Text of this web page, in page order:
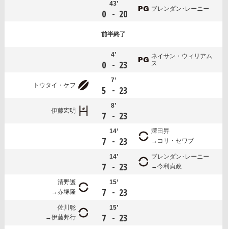
43’
0 - 20 ブレンダン･レーニー
前半終了
4’
0 - 23
ネイサン・ウィリアム
ス
トウタイ・ケフ
7’
5 - 23
伊藤宏明
8’
7 - 23
14’
7 - 23
澤田昇
コリ・セワブ
14’
7 - 23
ブレンダン･レーニー
今利貞政
清野護
赤塚隆
15’
7 - 23
佐川聡
伊藤邦行
15’
7 - 23